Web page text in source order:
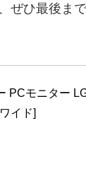
ぜひ最後ま
PCモニター
イド]